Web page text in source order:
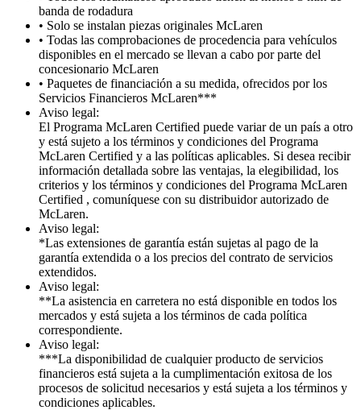
banda de rodadura
• Solo se instalan piezas originales McLaren
• Todas las comprobaciones de procedencia para vehículos
disponibles en el mercado se llevan a cabo por parte del
concesionario McLaren
• Paquetes de financiación a su medida, ofrecidos por los
Servicios Financieros McLaren***
Aviso legal:
El Programa McLaren Certified puede variar de un país a otro
y está sujeto a los términos y condiciones del Programa
McLaren Certified y a las políticas aplicables. Si desea recibir
información detallada sobre las ventajas, la elegibilidad, los
criterios y los términos y condiciones del Programa McLaren
Certified , comuníquese con su distribuidor autorizado de
McLaren.
Aviso legal:
*Las extensiones de garantía están sujetas al pago de la
garantía extendida o a los precios del contrato de servicios
extendidos.
Aviso legal:
**La asistencia en carretera no está disponible en todos los
mercados y está sujeta a los términos de cada política
correspondiente.
Aviso legal:
***La disponibilidad de cualquier producto de servicios
financieros está sujeta a la cumplimentación exitosa de los
procesos de solicitud necesarios y está sujeta a los términos y
condiciones aplicables.